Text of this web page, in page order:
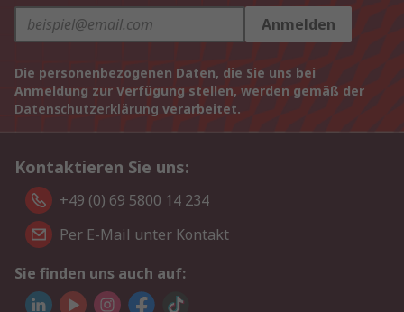
Anmelden
Die personenbezogenen Daten, die Sie uns bei
Anmeldung zur Verfügung stellen, werden gemäß der
Datenschutzerklärung verarbeitet.
Kontaktieren Sie uns:
+49 (0) 69 5800 14 234
Per E-Mail unter Kontakt
Sie finden uns auch auf: